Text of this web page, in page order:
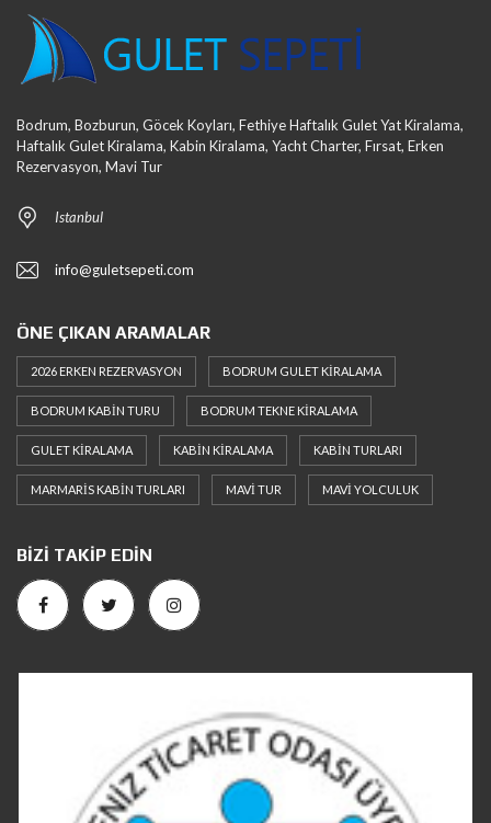
Bodrum, Bozburun, Göcek Koyları, Fethiye Haftalık Gulet Yat Kiralama,
Haftalık Gulet Kiralama, Kabin Kiralama, Yacht Charter, Fırsat, Erken
Rezervasyon, Mavi Tur
Istanbul
info@guletsepeti.com
ÖNE ÇIKAN ARAMALAR
2026 ERKEN REZERVASYON BODRUM GULET KIRALAMA
BODRUM KABIN TURU BODRUM TEKNE KIRALAMA
GULET KIRALAMA KABIN KIRALAMA KABIN TURLARI
MARMARIS KABIN TURLARI MAVI TUR MAVI YOLCULUK
BIZI TAKIP EDIN